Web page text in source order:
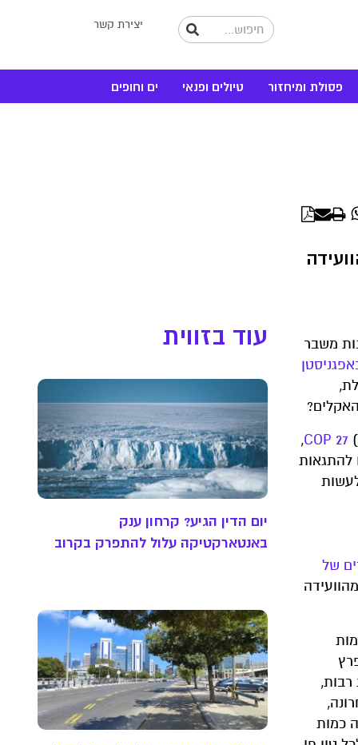
יצירת קשר
פסולת ומיחזור טיולים ופנאי ים וחופים
WhatsApp
משבר
(Conference of the Parties),
להתגאות
של
מהוועידה
רבות,
כמות
עוד בזווית
יום הדין הגיע? קרחון ענק
באנטארקטיקה עלול להתפרק בקרוב